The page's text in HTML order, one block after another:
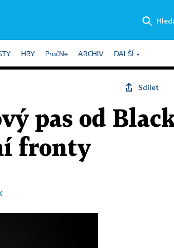
HRY PročNe ARCHIV DALŠÍ
Sdílet
pas od
fronty